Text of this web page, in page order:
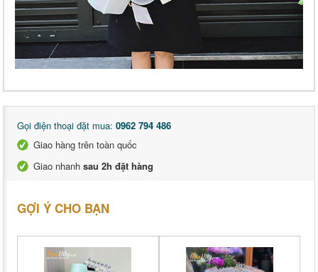
Gọi điện thoại đặt mua: 0962 794 486
Giao hàng trên toàn quốc
Giao nhanh sau 2h đặt hàng
GỢI Ý CHO BẠN